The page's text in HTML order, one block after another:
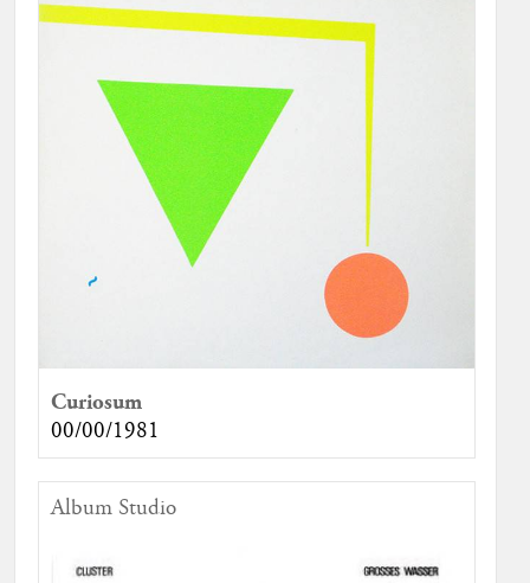
Curiosum
00/00/1981
Album Studio